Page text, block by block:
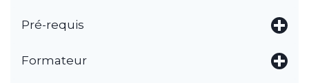
Pré-requis
Formateur